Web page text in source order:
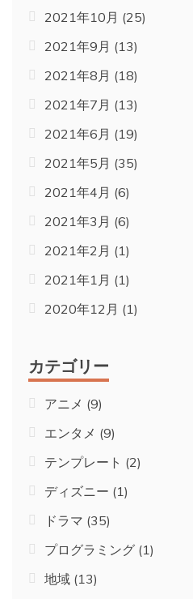
2021年10月 (25)
2021年9月 (13)
2021年8月 (18)
2021年7月 (13)
2021年6月 (19)
2021年5月 (35)
2021年4月 (6)
2021年3月 (6)
2021年2月 (1)
2021年1月 (1)
2020年12月 (1)
カテゴリー
アニメ (9)
エンタメ (9)
テンプレート (2)
ディズニー (1)
ドラマ (35)
プログラミング (1)
地域 (13)